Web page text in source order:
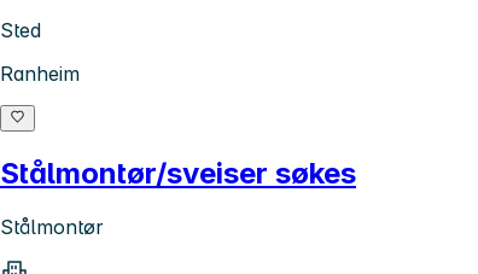
Sted
Ranheim
Stålmontør/sveiser søkes
Stålmontør